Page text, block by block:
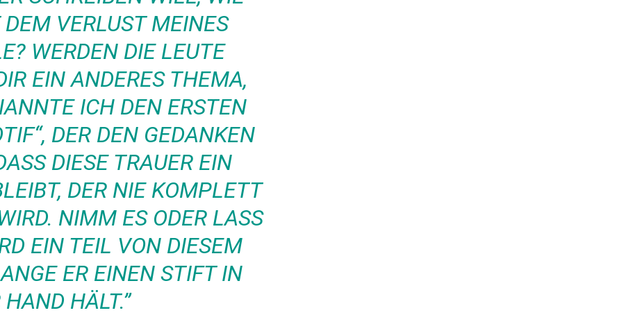
VERLUST MEINES
WERDEN DIE LEUTE
EIN ANDERES THEMA,
ICH DEN ERSTEN
DER DEN GEDANKEN
DIESE TRAUER EIN
DER NIE KOMPLETT
NIMM ES ODER LASS
EIN TEIL VON DIESEM
ER EINEN STIFT IN
HAND HÄLT.”